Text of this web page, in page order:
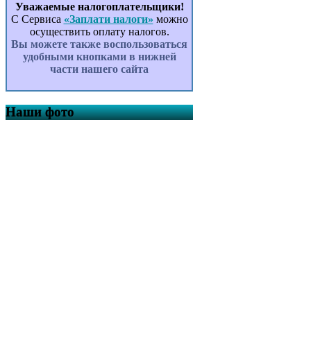
Уважаемые налогоплательщики!
С Сервиса «Заплати налоги» можно
осуществить оплату налогов.
Вы можете также воспользоваться
удобными кнопками в нижней
части нашего сайта
Наши фото